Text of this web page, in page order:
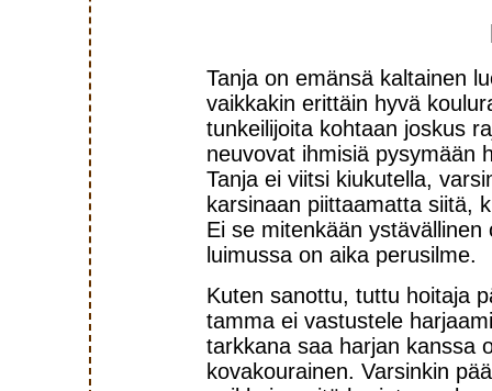
Tanja on emänsä kaltainen
vaikkakin erittäin hyvä
tunkeilijoita kohtaan joskus
neuvovat ihmisiä pysymään
Tanja ei viitsi kiukutella,
karsinaan piittaamatta siitä,
Ei se mitenkään
luimussa on aika perusilme.
Kuten sanottu, tuttu hoitaja
tamma ei vastustele
tarkkana saa harjan kanssa
kovakourainen. Varsinkin